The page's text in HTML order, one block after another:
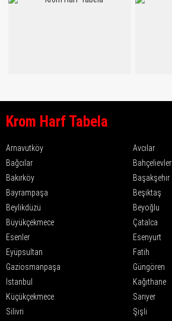
Krom Harf Tabela
Arnavutköy
Avcılar
Bağcılar
Bahçelievler
Bakırköy
Başakşehir
Bayrampaşa
Beşiktaş
Beylikdüzü
Beyoğlu
Büyükçekmece
Çatalca
Esenler
Esenyurt
Eyüpsultan
Fatih
Gaziosmanpaşa
Güngören
İstanbul
Kağıthane
Küçükçekmece
Sarıyer
Silivri
Şişli